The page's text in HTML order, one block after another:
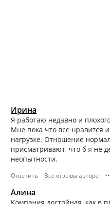
Ирина
Я работаю недавно и
Мне пока что все нравится
нагрузке. Отношение
присматривают, что б я не
неопытности.
Ответить Все отзывы автора
Алина